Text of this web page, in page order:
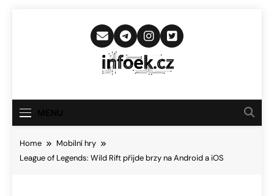
Infoek.cz
Novinkám
Home
Mobilní hry
League of Legends: Wild Rift přijde brzy na Android a iOS